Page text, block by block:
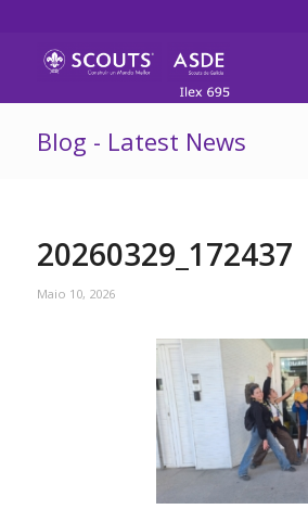
Blog - Latest News
20260329_172437
Maio 10, 2026